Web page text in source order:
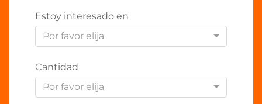
Estoy interesado en
Por favor elija
Cantidad
Por favor elija